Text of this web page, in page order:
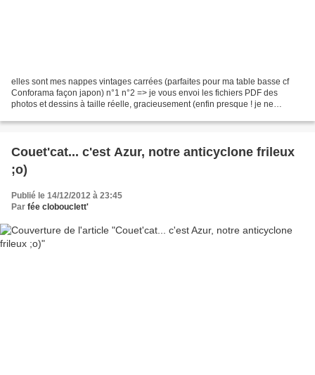
elles sont mes nappes vintages carrées (parfaites pour ma table basse cf
Conforama façon japon) n°1 n°2 => je vous envoi les fichiers PDF des
photos et dessins à taille réelle, gracieusement (enfin presque ! je ne
Couet'cat... c'est Azur, notre anticyclone frileux
;o)
Publié le 14/12/2012 à 23:45
Par fée clobouclett'